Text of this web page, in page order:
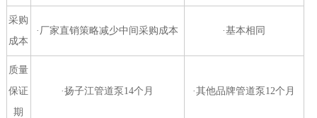
采购
成本
·厂家直销策略减少中间采购成本 ·基本相同
质量
保证
期
·扬子江管道泵14个月 ·其他品牌管道泵12个月